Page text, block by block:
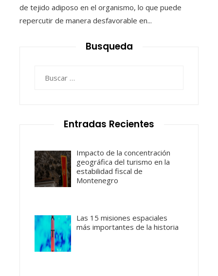
de tejido adiposo en el organismo, lo que puede
repercutir de manera desfavorable en...
Busqueda
Entradas Recientes
Impacto de la concentración
geográfica del turismo en la
estabilidad fiscal de
Montenegro
Las 15 misiones espaciales
más importantes de la historia